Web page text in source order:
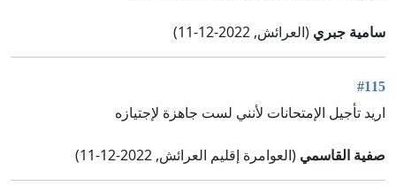
سامية جبري (العرائش, 2022-12-11)
#115
اريد تأجيل الإمتحانات لأنني لست جاهزة لإجتيازه
صفية القاسمي (العوامرة إقليم العرائش, 2022-12-11)